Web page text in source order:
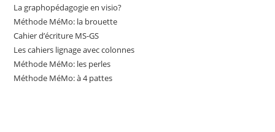
La graphopédagogie en visio?
Méthode MéMo: la brouette
Cahier d’écriture MS-GS
Les cahiers lignage avec colonnes
Méthode MéMo: les perles
Méthode MéMo: à 4 pattes